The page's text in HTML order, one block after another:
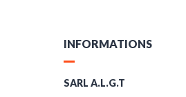
INFORMATIONS
SARL A.L.G.T